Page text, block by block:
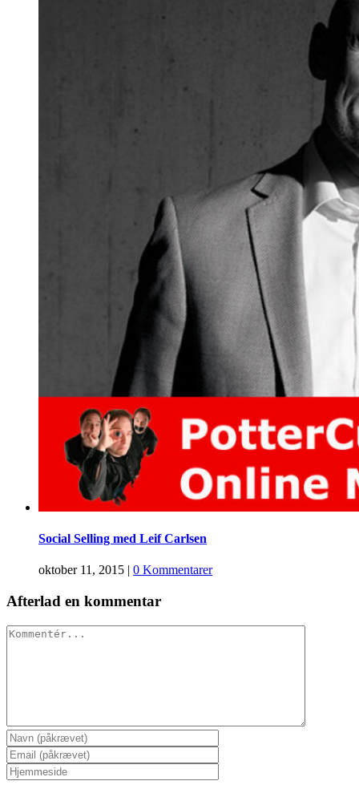
Social Selling med Leif Carlsen
oktober 11, 2015 | 0 Kommentarer
Afterlad en kommentar
Kommentér